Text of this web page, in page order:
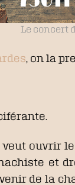
Le concert
, on la
ouvrir
et
de la